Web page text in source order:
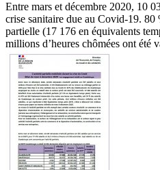
Entre mars et décembre 2020, 10
crise sanitaire due au Covid-19. 80
partielle (17 176 en équivalents
millions d’heures chômées ont été